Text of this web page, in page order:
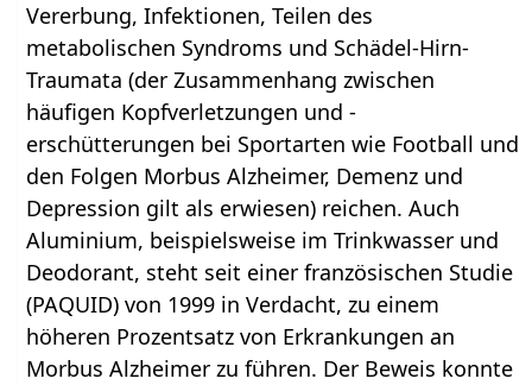
Vererbung, Infektionen, Teilen des
metabolischen Syndroms und Schädel-Hirn-
Traumata (der Zusammenhang zwischen
häufigen Kopfverletzungen und -
erschütterungen bei Sportarten wie Football und
den Folgen Morbus Alzheimer, Demenz und
Depression gilt als erwiesen) reichen. Auch
Aluminium, beispielsweise im Trinkwasser und
Deodorant, steht seit einer französischen Studie
(PAQUID) von 1999 in Verdacht, zu einem
höheren Prozentsatz von Erkrankungen an
Morbus Alzheimer zu führen. Der Beweis konnte